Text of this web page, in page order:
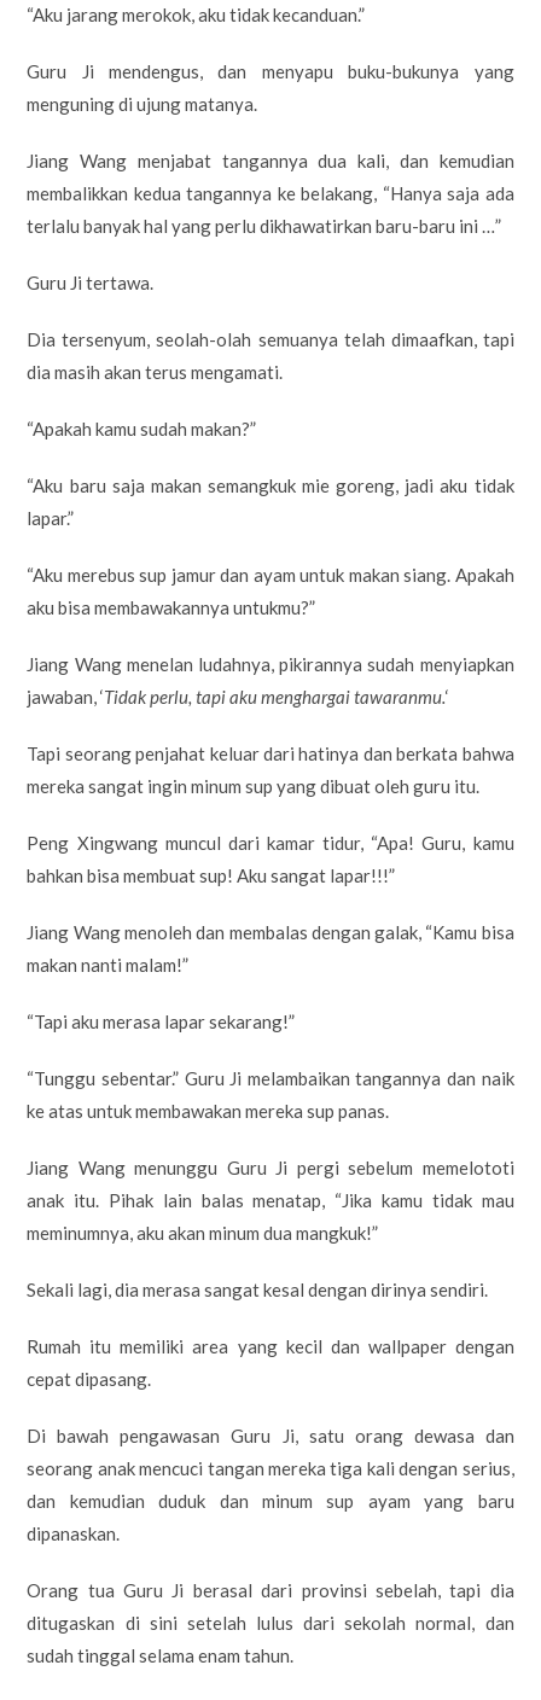
“Aku jarang merokok, aku tidak kecanduan.”
Guru Ji mendengus, dan menyapu buku-bukunya yang
menguning di ujung matanya.
Jiang Wang menjabat tangannya dua kali, dan kemudian
membalikkan kedua tangannya ke belakang, “Hanya saja ada
terlalu banyak hal yang perlu dikhawatirkan baru-baru ini …”
Guru Ji tertawa.
Dia tersenyum, seolah-olah semuanya telah dimaafkan, tapi
dia masih akan terus mengamati.
“Apakah kamu sudah makan?”
“Aku baru saja makan semangkuk mie goreng, jadi aku tidak
lapar.”
“Aku merebus sup jamur dan ayam untuk makan siang. Apakah
aku bisa membawakannya untukmu?”
Jiang Wang menelan ludahnya, pikirannya sudah menyiapkan
jawaban, ‘Tidak perlu, tapi aku menghargai tawaranmu.‘
Tapi seorang penjahat keluar dari hatinya dan berkata bahwa
mereka sangat ingin minum sup yang dibuat oleh guru itu.
Peng Xingwang muncul dari kamar tidur, “Apa! Guru, kamu
bahkan bisa membuat sup! Aku sangat lapar!!!”
Jiang Wang menoleh dan membalas dengan galak, “Kamu bisa
makan nanti malam!”
“Tapi aku merasa lapar sekarang!”
“Tunggu sebentar.” Guru Ji melambaikan tangannya dan naik
ke atas untuk membawakan mereka sup panas.
Jiang Wang menunggu Guru Ji pergi sebelum memelototi
anak itu. Pihak lain balas menatap, “Jika kamu tidak mau
meminumnya, aku akan minum dua mangkuk!”
Sekali lagi, dia merasa sangat kesal dengan dirinya sendiri.
Rumah itu memiliki area yang kecil dan wallpaper dengan
cepat dipasang.
Di bawah pengawasan Guru Ji, satu orang dewasa dan
seorang anak mencuci tangan mereka tiga kali dengan serius,
dan kemudian duduk dan minum sup ayam yang baru
dipanaskan.
Orang tua Guru Ji berasal dari provinsi sebelah, tapi dia
ditugaskan di sini setelah lulus dari sekolah normal, dan
sudah tinggal selama enam tahun.